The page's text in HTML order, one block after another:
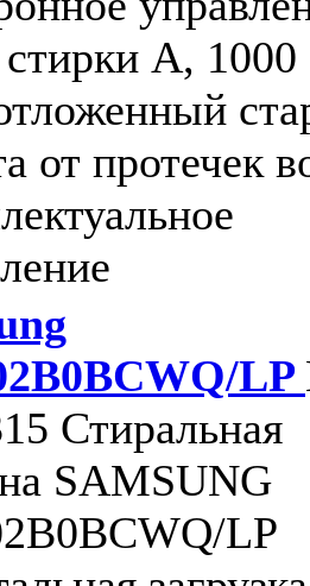
стирки A,
от протечек
LP
Стиральная
SAMSUNG
LP